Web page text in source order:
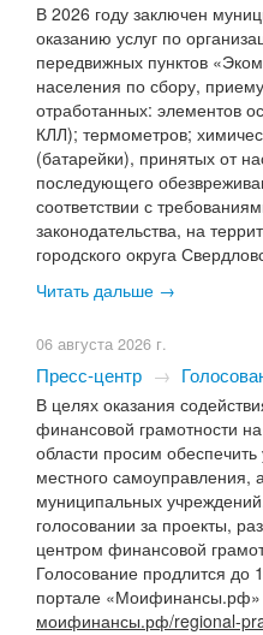
В 2026 году заключен
оказанию услуг по
передвижных пунктов
населения по сбору,
отработанных: элементов
КЛЛ); термометров;
(батарейки), принятых от
последующего
соответствии с
законодательства, на
городского округа
Читать дальше →
06 августа 2026 г.
Пресс-центр →
В целях оказания
финансовой грамотности
области просим обеспечить
местного самоуправления,
муниципальных
голосовании за проекты,
центром финансовой
Голосование продлится до
портале «Моифинансы.рф»
моифинансы.рф/regional-